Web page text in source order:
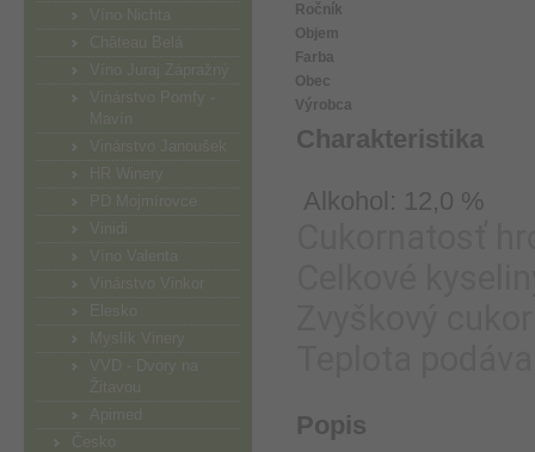
Víno Nichta
Château Belá
Víno Juraj Zápražný
Vinárstvo Pomfy -
Mavín
Vinárstvo Janoušek
HR Winery
PD Mojmírovce
Vinidi
Víno Valenta
Vinárstvo Vinkor
Elesko
Myslík Vinery
VVD - Dvory na
Žitavou
Apimed
Česko
Ročník
Objem
Farba
Obec
Výrobca
Charakteristika
Alkohol: 12,0 %
Popis